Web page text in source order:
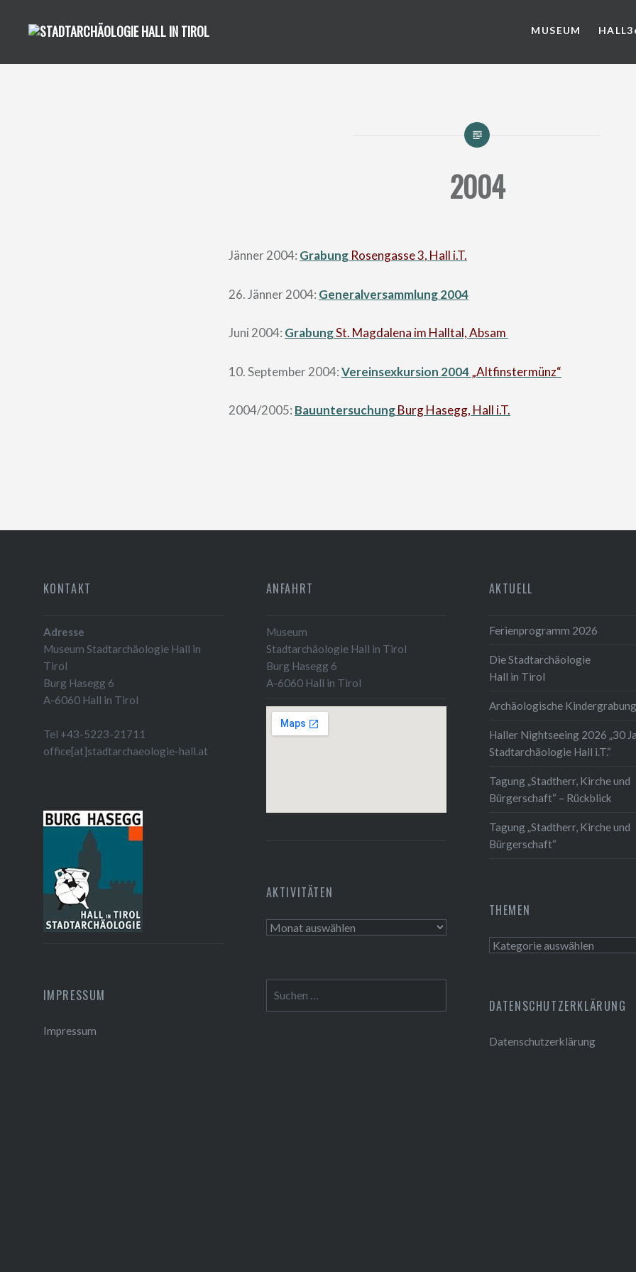
MUSEUM
2004
Jänner 2004: Grabung Rosengasse 3, Hall i.T.
26. Jänner 2004: Generalversammlung 2004
Juni 2004: GrabungSt. Magdalena im Halltal, Absam
10. September 2004:Vereinsexkursion 2004„Altfinstermünz“
2004/2005: BauuntersuchungBurg Hasegg, Hall i.T.
KONTAKT
Adresse
Museum Stadtarchäologie Hall in
Tirol
Burg Hasegg 6
A-6060 Hall in Tirol
Tel +43-5223-21711
office[at]stadtarchaeologie-hall.at
ANFAHRT
Museum
Stadtarchäologie Hall in Tirol
Burg Hasegg 6
A-6060 Hall in Tirol
AKTUELL
Ferienprogramm 2026
Die Stadtarchäologie
Hall in Tirol
Archäologische
Haller Nightseeing 2026 „30
Stadtarchäologie Hall i.T.“
Tagung „Stadtherr, Kirche und
Bürgerschaft“ – Rückblick
Tagung „Stadtherr, Kirche und
Bürgerschaft“
AKTIVITÄTEN
Aktivitäten
THEMEN
Themen
IMPRESSUM
Impressum
DATENSCHUTZERKLÄRUNG
Datenschutzerklärung